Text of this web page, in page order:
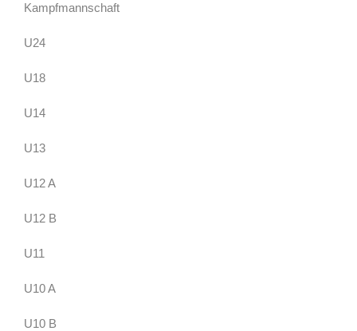
Kampfmannschaft
U24
U18
U14
U13
U12 A
U12 B
U11
U10 A
U10 B